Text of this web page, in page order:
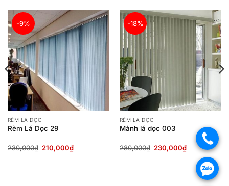
-9%
RÈM LÁ DỌC
Rèm Lá Dọc 29
230,000₫ Giá
210,000₫Giá
hiện
-18%
RÈM LÁ DỌC
Mành lá dọc 003
280,000₫ Giá
230,000₫Giá
hiện
230,000₫.
.
.